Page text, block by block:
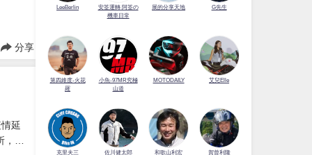
分享
延
或
LeeBerlin
安筌運轉 阿筌の
機車日常
展的分享天地 G先生
第四維度-火花
羅
小魚-97MR究極
山道
MOTODAILY 艾兒Elle
克里夫三 佐川健太郎 和歌山利宏 賀曾利隆